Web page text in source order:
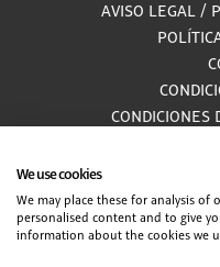
AVISO LEGAL /
CONDICIONES
ALCANCE
900
We use cookies
We may place these for analysis
personalised content and to give
information about the cookies we